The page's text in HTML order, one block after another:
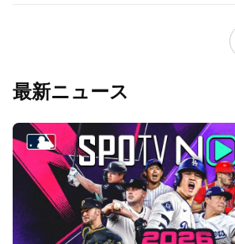
最新ニュース